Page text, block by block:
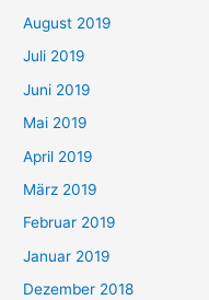
August 2019
Juli 2019
Juni 2019
Mai 2019
April 2019
März 2019
Februar 2019
Januar 2019
Dezember 2018